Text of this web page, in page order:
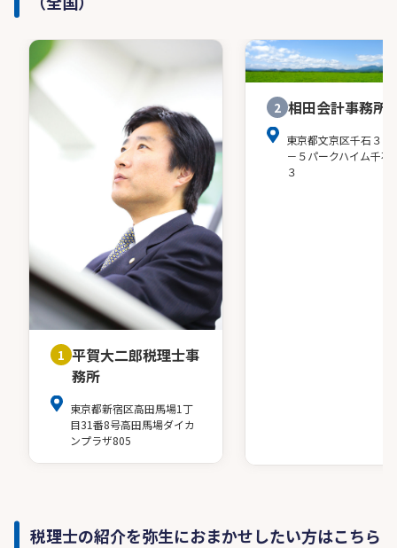
1 平賀大二郎税理士事
務所
東京都新宿区高田馬場1丁
目31番8号高田馬場ダイカ
ンプラザ805
2 相田会計事務所
東京都文京区千石３－
－５パークハイム千石
３
税理士の紹介を弥生におまかせしたい方はこちら